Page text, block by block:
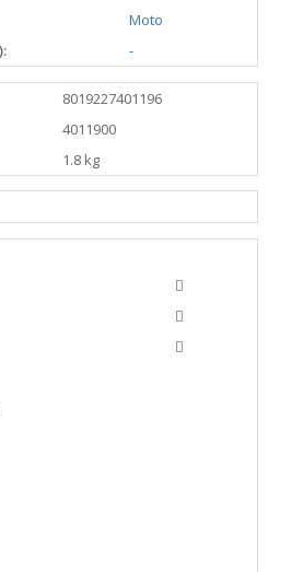
Moto
-
8019227401196
4011900
1.8 kg